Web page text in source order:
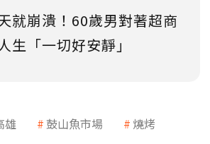
就崩潰！60歲男對著超商
生「一切好安靜」
雄 鼓山魚市場
燒烤